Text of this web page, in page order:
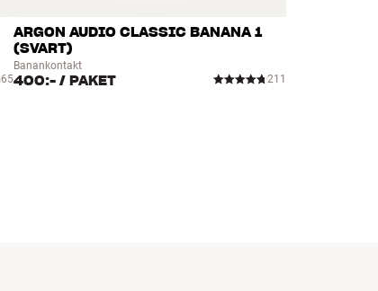
65
ARGON AUDIO CLASSIC BANANA 1
(SVART)
Banankontakt
400:- / PAKET 211